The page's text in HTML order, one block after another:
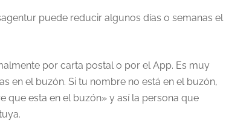
puede reducir algunos días o semanas el
por carta postal o por el App. Es muy
en el buzón. Si tu nombre no está en el buzón,
esta en el buzón» y así la persona que